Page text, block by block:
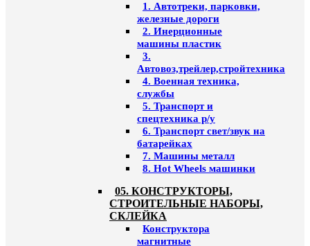
1. Автотреки, парковки,
железные дороги
2. Инерционные
машины пластик
3.
Автовоз,трейлер,стройтехника
4. Военная техника,
службы
5. Транспорт и
спецтехника р/у
6. Транспорт свет/звук на
батарейках
7. Машины металл
8. Hot Wheels машинки
05. КОНСТРУКТОРЫ,
СТРОИТЕЛЬНЫЕ НАБОРЫ,
СКЛЕЙКА
Конструктора
магнитные